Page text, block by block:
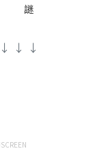
謎
↓ ↓ ↓